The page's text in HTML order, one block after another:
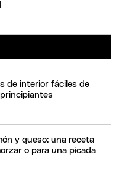
de interior fáciles de
y queso: una receta
o para una picada